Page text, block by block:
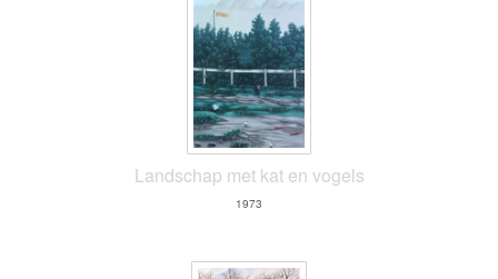
Landschap met kat en vogels
1973